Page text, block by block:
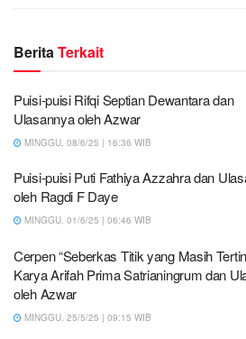
BeritaTerkait
Puisi-puisi Rifqi Septian Dewantara dan
Ulasannya oleh Azwar
MINGGU, 08/6/25 | 16:36 WIB
Puisi-puisi Puti Fathiya Azzahra dan
oleh Ragdi F Daye
MINGGU, 01/6/25 | 06:46 WIB
Cerpen “Seberkas Titik yang Masih
Karya Arifah Prima Satrianingrum dan
oleh Azwar
MINGGU, 25/5/25 | 09:15 WIB